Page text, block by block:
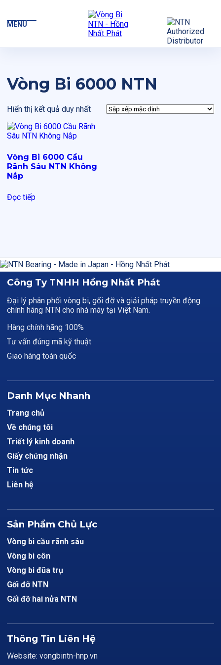
MENU
Vòng Bi 6000 NTN
Hiển thị kết quả duy nhất
Vòng Bi 6000 Cầu
Rãnh Sâu NTN Không
Nắp
Đọc tiếp
Công Ty TNHH Hồng Nhất Phát
Đại lý phân phối vòng bi, gối đỡ và giải pháp truyền động
chính hãng NTN cho nhà máy tại Việt Nam.
Hàng chính hãng 100%
Tư vấn đúng mã kỹ thuật
Giao hàng toàn quốc
Danh Mục Nhanh
Trang chủ
Về chúng tôi
Triết lý kinh doanh
Giấy chứng nhận
Tin tức
Liên hệ
Sản Phẩm Chủ Lực
Vòng bi cầu rãnh sâu
Vòng bi côn
Vòng bi đũa trụ
Gối đỡ NTN
Gối đỡ hai nửa NTN
Thông Tin Liên Hệ
Website: vongbintn-hnp.vn